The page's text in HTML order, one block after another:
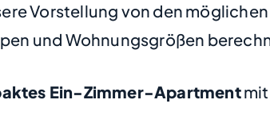
Vorstellung von den
und Wohnungsgrößen
Ein-Zimmer-Apartmentmit